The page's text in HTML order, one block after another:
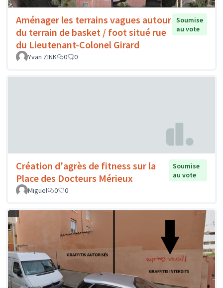
Aménager les terrains vagues autour
du terrain de basket / foot situé rue
du Lieutenant-Colonel Girard
Soumise
au vote
Yvan ZINK 0 0
Création d'agrès de fitness sur la
Place des Docteurs Mérieux
Soumise
au vote
Miguel
0 0